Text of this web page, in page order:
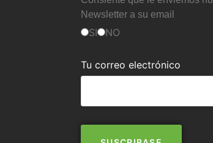
Newsletter a su email
SI NO
Tu correo electrónico